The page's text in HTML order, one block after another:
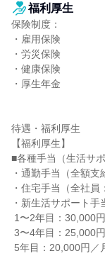
福利厚生
保険制度：
・雇用保険
・労災保険
・健康保険
・厚生年金
待遇・福利厚生
【福利厚生】
■各種手当（生活サポ
・通勤手当（全額支
・住宅手当（全社員
・新生活サポート手